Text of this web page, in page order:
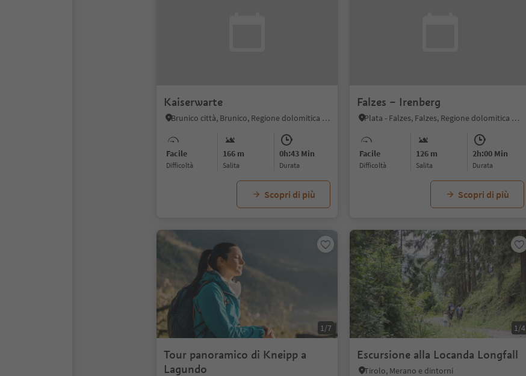
Kaiserwarte
Brunico città, Brunico, Regione dolomitica Plan de Corones
Facile
Difficoltà
166 m
Salita
0h:43 Min
durata
Scopri di più
Falzes – Irenberg
Plata - Falzes, Falzes, Regione dolomitica Plan de Corones
Facile
Difficoltà
126 m
Salita
2h:00 Min
durata
Scopri di più
1/7
Tour panoramico di Kneipp a
Lagundo
1/4
Escursione alla Locanda Longfall
Tirolo, Merano e dintorni